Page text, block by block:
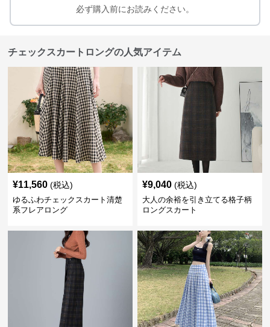
必ず購入前にお読みください。
チェックスカートロングの人気アイテム
¥11,560 (税込)
ゆるふわチェックスカート清楚
系フレアロング
¥9,040 (税込)
大人の余裕を引き立てる格子柄
ロングスカート